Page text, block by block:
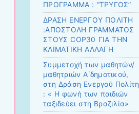
ΠΡΟΓΡΑΜΜΑ : “ΤΡΥΓΟΣ”
ΔΡΑΣΗ ΕΝΕΡΓΟΥ ΠΟΛΙΤΗ
:ΑΠΟΣΤΟΛΗ ΓΡΑΜΜΑΤΟΣ
ΣΤΟΥΣ COP30 ΓΙΑ ΤΗΝ
ΚΛΙΜΑΤΙΚΗ ΑΛΛΑΓΗ
Συμμετοχή των μαθητών/
μαθητριών Α΄δημοτικού,
στη Δράση Ενεργού Πολίτη
: « Η φωνή των παιδιών
ταξιδεύει στη Βραζιλία»